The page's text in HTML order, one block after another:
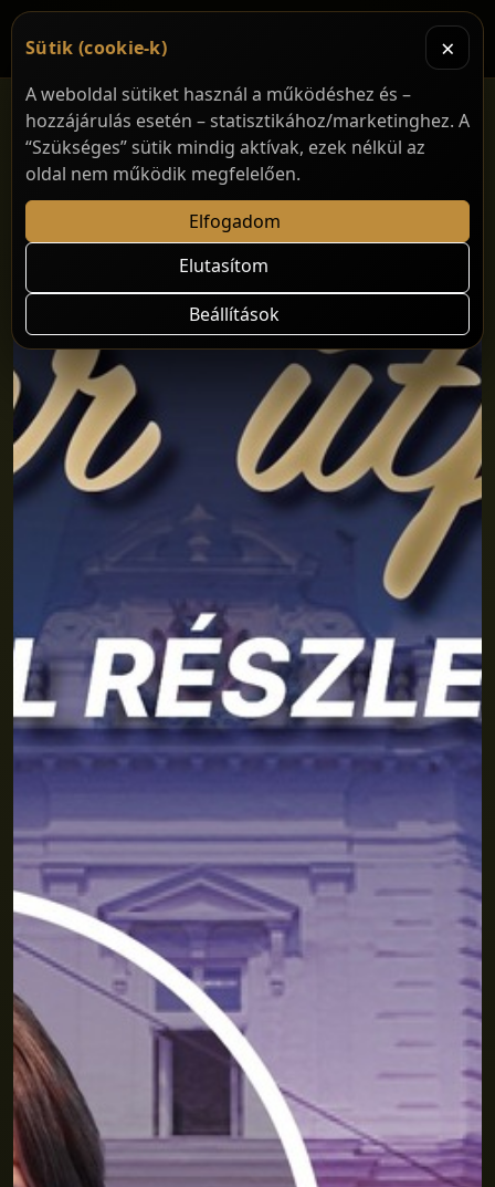
Sütik (cookie-k) ×
A weboldal sütiket használ a működéshez és –
hozzájárulás esetén – statisztikához/marketinghez. A
“Szükséges” sütik mindig aktívak, ezek nélkül az
oldal nem működik megfelelően.
Elfogadom
Elutasítom
Beállítások